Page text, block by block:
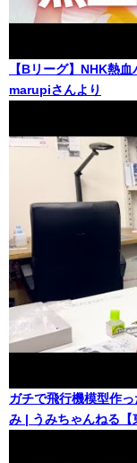
【Bリーグ】NHK熱
marupiさんより
ガチで飛行機模型作
み | うみちゃんねる【